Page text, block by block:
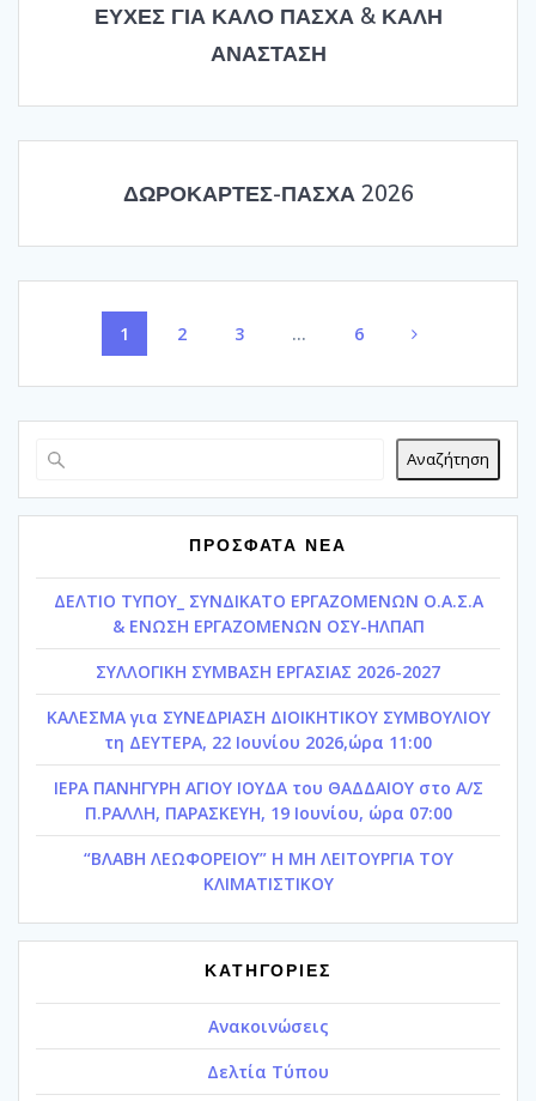
ΕΥΧΕΣ ΓΙΑ ΚΑΛΟ ΠΑΣΧΑ & ΚΑΛΗ
ΑΝΑΣΤΑΣΗ
ΔΩΡΟΚΑΡΤΕΣ-ΠΑΣΧΑ 2026
Posts
navigation
Page
1 Page
2 Page
3 … Page
6
Αναζήτηση
ΠΡΟΣΦΑΤΑ ΝΕΑ
ΔΕΛΤΙΟ ΤΥΠΟΥ_ ΣΥΝΔΙΚΑΤΟ ΕΡΓΑΖΟΜΕΝΩΝ Ο.Α.Σ.Α
& ΕΝΩΣΗ ΕΡΓΑΖΟΜΕΝΩΝ ΟΣΥ-ΗΛΠΑΠ
ΣΥΛΛΟΓΙΚΗ ΣΥΜΒΑΣΗ ΕΡΓΑΣΙΑΣ 2026-2027
ΚΑΛΕΣΜΑ για ΣΥΝΕΔΡΙΑΣΗ ΔΙΟΙΚΗΤΙΚΟΥ ΣΥΜΒΟΥΛΙΟΥ
τη ΔΕΥΤΕΡΑ, 22 Ιουνίου 2026,ώρα 11:00
ΙΕΡΑ ΠΑΝΗΓΥΡΗ ΑΓΙΟΥ ΙΟΥΔΑ του ΘΑΔΔΑΙΟΥ στο Α/Σ
Π.ΡΑΛΛΗ, ΠΑΡΑΣΚΕΥΗ, 19 Ιουνίου, ώρα 07:00
“ΒΛΑΒΗ ΛΕΩΦΟΡΕΙΟΥ” Η ΜΗ ΛΕΙΤΟΥΡΓΙΑ ΤΟΥ
ΚΛΙΜΑΤΙΣΤΙΚΟΥ
ΚΑΤΗΓΟΡΙΕΣ
Ανακοινώσεις
Δελτία Τύπου